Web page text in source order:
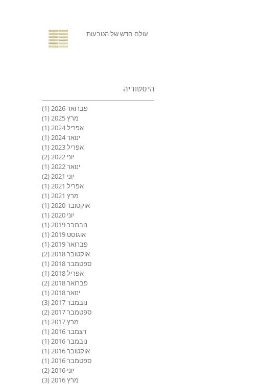
עולם חדש של הטבעות
היסטוריה
פברואר 2026 (1)
מרץ 2025
(1)
אפריל 2024
(1)
ינואר 2024
(1)
אפריל 2023
(1)
יוני 2022
(2)
ינואר 2022
(1)
יוני 2021
(2)
אפריל 2021
(1)
מרץ 2021
(1)
אוקטובר 2020
(1)
יוני 2020
(1)
נובמבר 2019
(1)
אוגוסט 2019
(1)
פברואר 2019
(1)
אוקטובר 2018
(2)
ספטמבר 2018
(1)
אפריל 2018
(1)
פברואר 2018
(2)
ינואר 2018
(1)
נובמבר 2017
(3)
ספטמבר 2017
(2)
מרץ 2017
(1)
דצמבר 2016
(1)
נובמבר 2016
(1)
אוקטובר 2016
(1)
ספטמבר 2016
(1)
יוני 2016
(2)
מרץ 2016
(3)